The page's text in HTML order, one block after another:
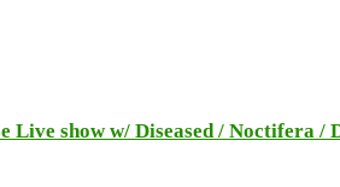
Live show w/ Diseased / Noctifera /